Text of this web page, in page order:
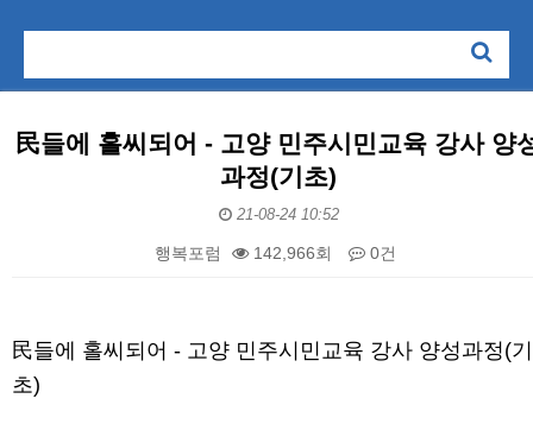
民들에 홀씨되어 - 고양 민주시민교육 강사 양
과정(기초)
21-08-24 10:52
행복포럼 142,966회 0건
民들에 홀씨되어 - 고양 민주시민교육 강사 양성과정(기
초)